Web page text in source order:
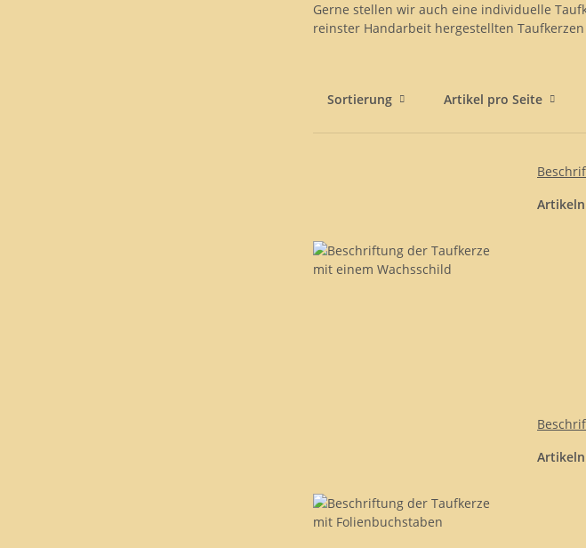
Gerne stellen wir auch eine individuelle
reinster Handarbeit hergestellten Taufkerzen
Sortierung Artikel pro Seite